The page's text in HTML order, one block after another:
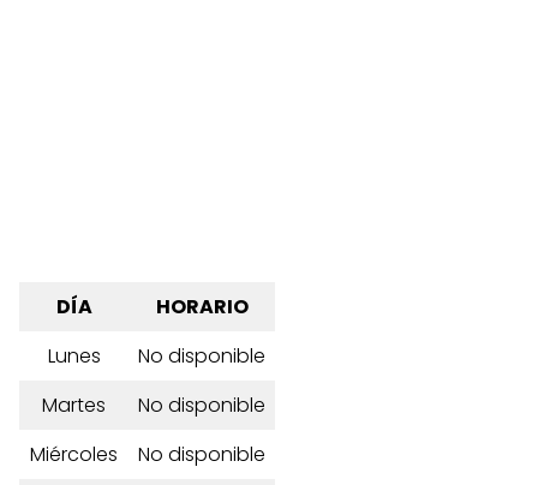
DÍA
HORARIO
Lunes
No disponible
Martes
No disponible
Miércoles
No disponible